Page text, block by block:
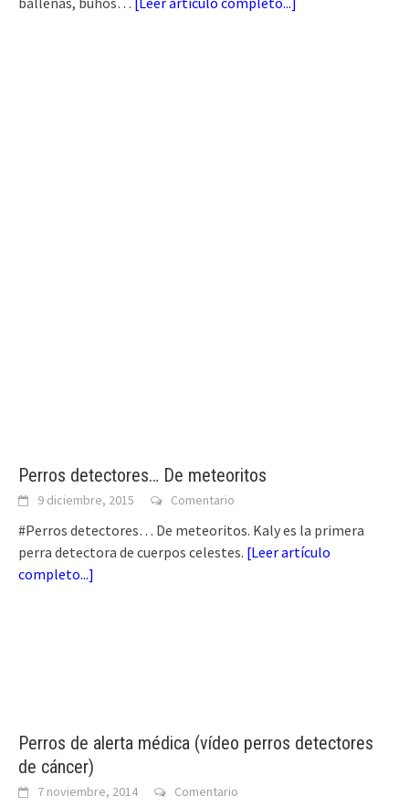
Perros detectores… De meteoritos
9 diciembre, 2015 Comentario
#Perros detectores… De meteoritos. Kaly es la primera
perra detectora de cuerpos celestes. [Leer artículo
completo...]
Perros de alerta médica (vídeo perros detectores
de cáncer)
7 noviembre, 2014 Comentario